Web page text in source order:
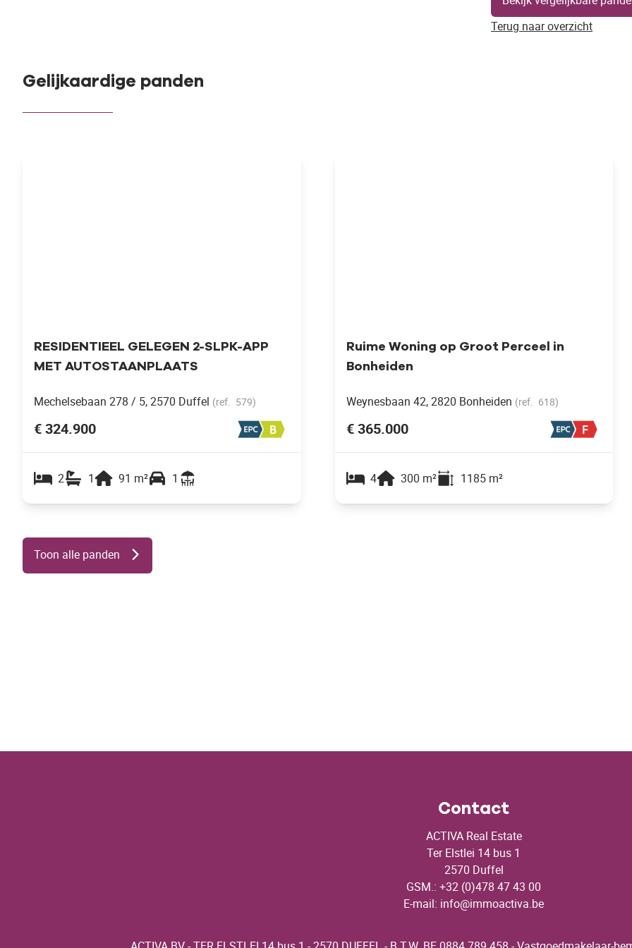
Terug naar overzicht
Gelijkaardige panden
RESIDENTIEEL GELEGEN 2-SLPK-APP
MET AUTOSTAANPLAATS
Mechelsebaan 278 / 5, 2570 Duffel (ref. 579)
€ 324.900
2 1 91 m² 1
Ruime Woning op Groot Perceel in
Bonheiden
Weynesbaan 42, 2820 Bonheiden (ref. 618)
€ 365.000
4 300 m² 1185 m²
Toon alle panden
Contact
ACTIVA Real Estate
Ter Elstlei 14 bus 1
2570 Duffel
GSM.: +32 (0)478 47 43 00
E-mail: info@immoactiva.be